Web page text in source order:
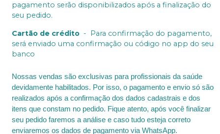
pagamento serão disponibilizados após a finalização do
seu pedido.
Cartão de crédito -
Para confirmação do pagamento,
será enviado uma confirmação ou código no app do seu
banco
Nossas vendas são exclusivas para profissionais da saúde
devidamente habilitados. Por isso, o pagamento e envio só são
realizados após a confirmação dos dados cadastrais e dos
itens que constam no pedido. Fique atento, após você finalizar
seu pedido faremos a análise e caso tudo esteja correto
enviaremos os dados de pagamento via WhatsApp.